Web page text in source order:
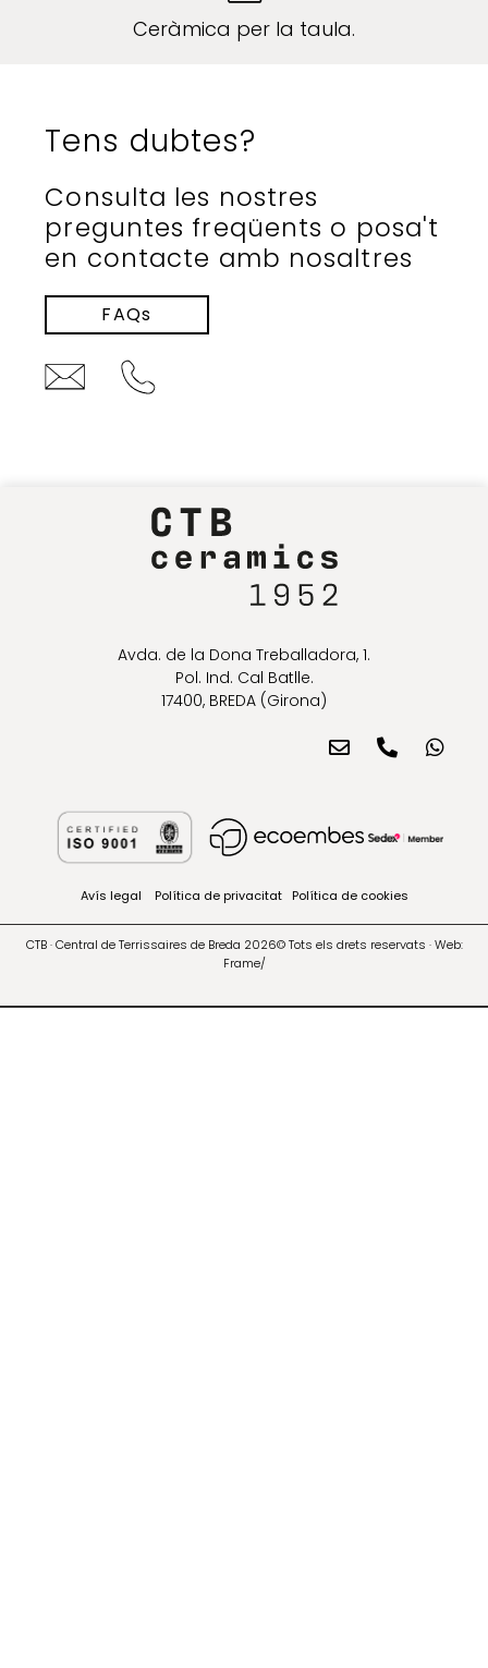
Ceràmica per la taula.
Tens dubtes?
Consulta les nostres
preguntes freqüents o posa't
en contacte amb nosaltres
FAQs
Avda. de la Dona Treballadora, 1.
Pol. Ind. Cal Batlle.
17400, BREDA (Girona)
Avís legal Política de privacitat Política de cookies
CTB · Central de Terrissaires de Breda 2026© Tots els drets reservats · Web:
Frame/